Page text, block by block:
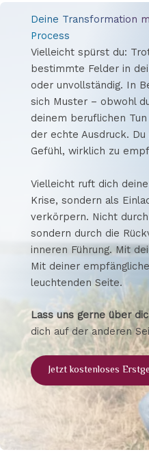
Deine Transformation
Process
Vielleicht spürst du:
bestimmte Felder in
oder unvollständig. In
sich Muster – obwohl
deinem beruflichen
der echte Ausdruck.
Gefühl, wirklich zu
Vielleicht ruft dich
Krise, sondern als
verkörpern. Nicht
sondern durch die
inneren Führung. Mit
Mit deiner
leuchtenden Seite.
Lass uns gerne über
dich auf der anderen
Jetzt kostenloses